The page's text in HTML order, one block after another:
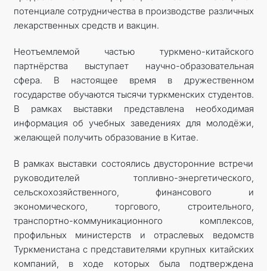
потенциале сотрудничества в производстве различных
лекарственных средств и вакцин.
Неотъемлемой частью турк­мено-китайского
партнёрства выступает научно-образовательная
сфера. В настоящее время в дружественном
государстве обучаются тысячи туркменских студентов.
В рамках выставки представлена необходимая
информация об учебных заведениях для молодёжи,
желающей получить образование в Китае.
В рамках выставки состоялись двусторонние встречи
руководителей топливно-энергетического,
сельскохозяйственного, финансового и
экономического, торгового, строительного,
транспортно-коммуникационного комплексов,
профильных министерств и отраслевых ведомств
Туркменистана с представителями крупных китайских
компаний, в ходе которых была подтверждена